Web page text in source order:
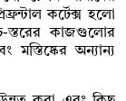
কর্টেক্স হলো
স্তরের কাজগুলোর
মস্তিষ্কের অন্যান্য